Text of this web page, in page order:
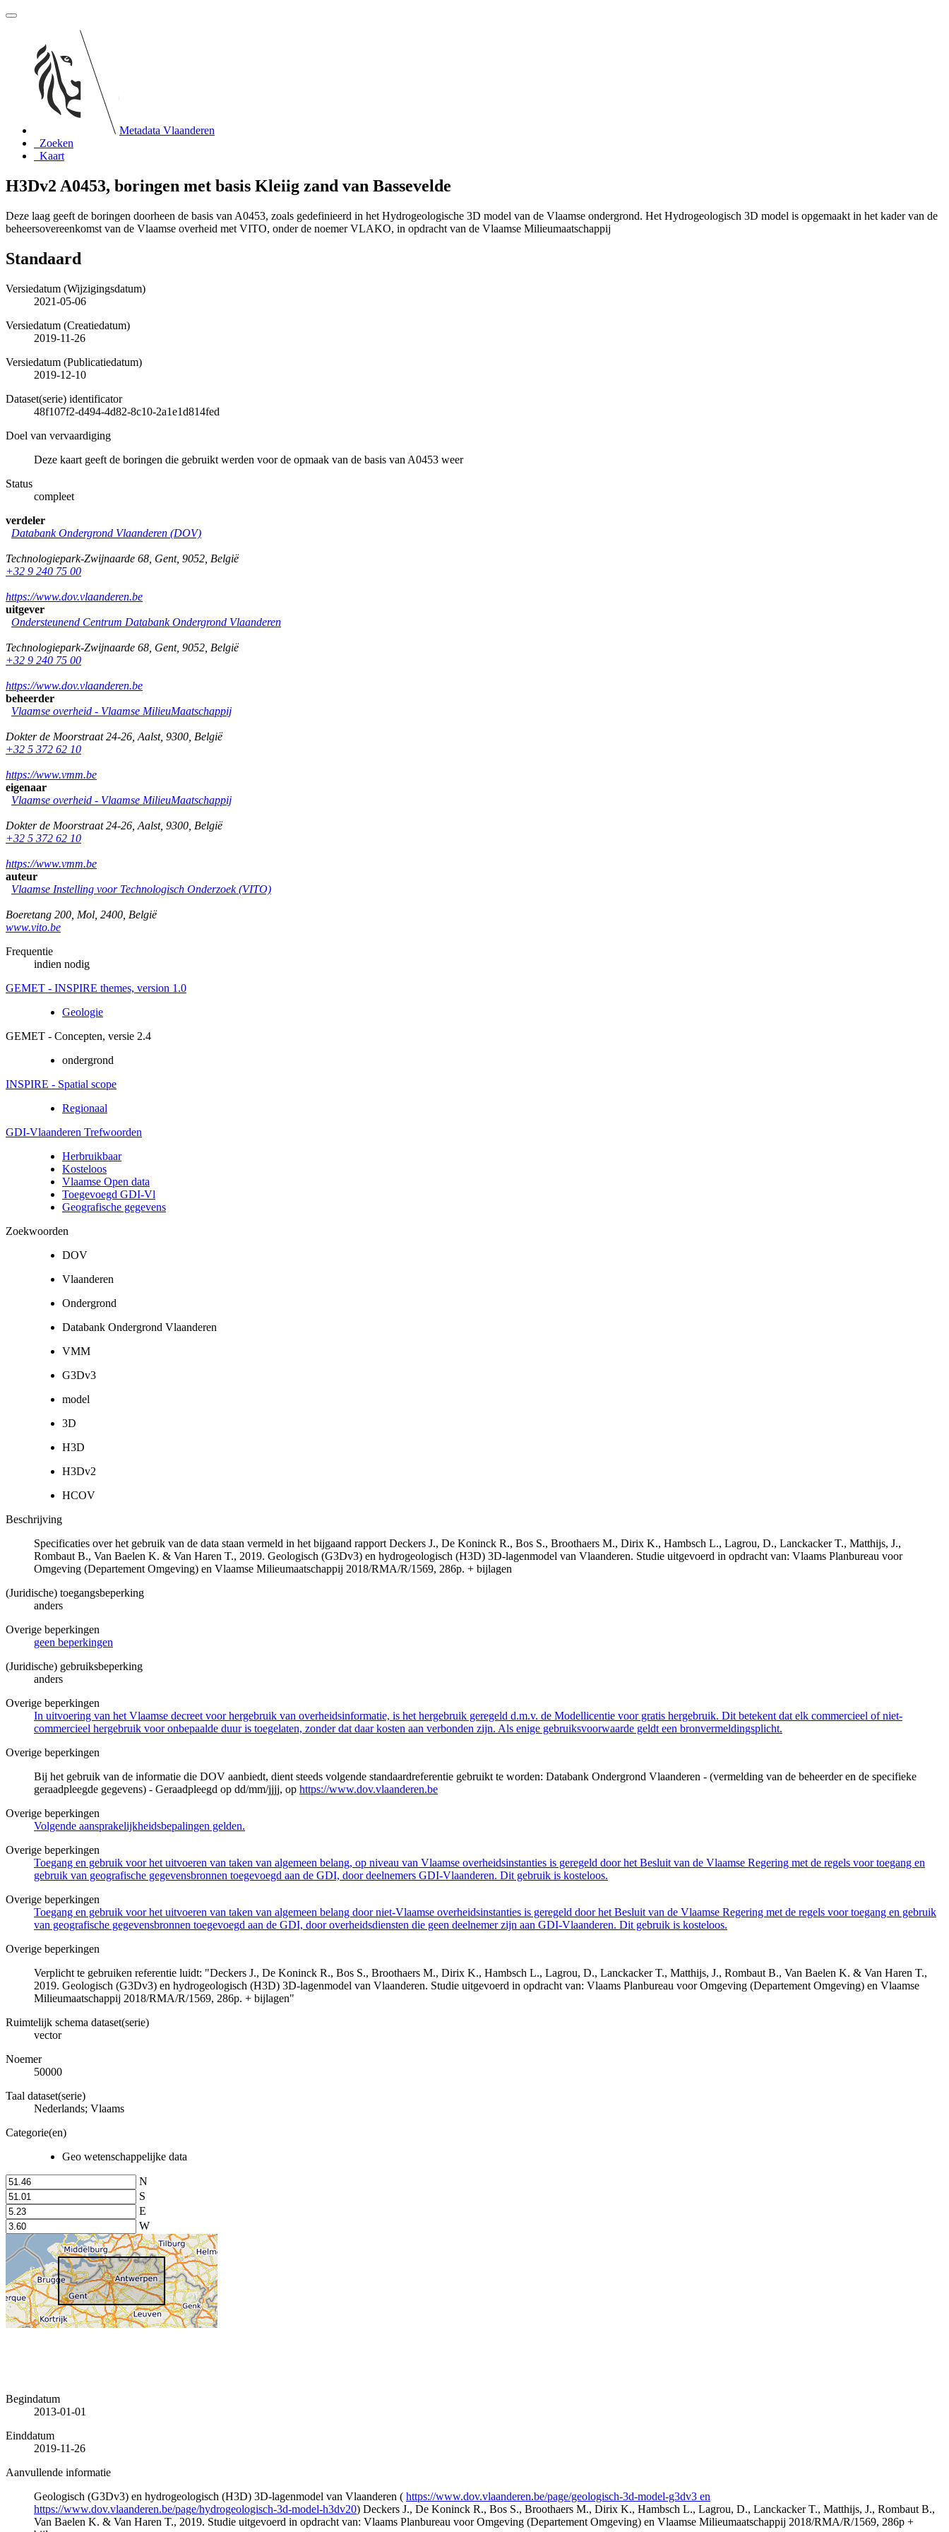
Metadata Vlaanderen
Zoeken
Kaart
H3Dv2 A0453, boringen met basis Kleiig zand van Bassevelde
Deze laag geeft de boringen doorheen de basis van A0453, zoals gedefinieerd in het Hydrogeologische 3D model van de Vlaamse ondergrond. Het Hydrogeologisch 3D model is opgemaakt in het kader van de
beheersovereenkomst van de Vlaamse overheid met VITO, onder de noemer VLAKO, in opdracht van de Vlaamse Milieumaatschappij
Standaard
Versiedatum (Wijzigingsdatum)
2021-05-06
Versiedatum (Creatiedatum)
2019-11-26
Versiedatum (Publicatiedatum)
2019-12-10
Dataset(serie) identificator
48f107f2-d494-4d82-8c10-2a1e1d814fed
Doel van vervaardiging
Deze kaart geeft de boringen die gebruikt werden voor de opmaak van de basis van A0453 weer
Status
compleet
verdeler
Databank Ondergrond Vlaanderen (DOV)
Technologiepark-Zwijnaarde 68 Gent, 9052 België
+32 9 240 75 00
https://www.dov.vlaanderen.be
uitgever
Ondersteunend Centrum Databank Ondergrond Vlaanderen
Technologiepark-Zwijnaarde 68 Gent, 9052 België
+32 9 240 75 00
https://www.dov.vlaanderen.be
beheerder
Vlaamse overheid - Vlaamse MilieuMaatschappij
Dokter de Moorstraat 24-26 Aalst, 9300 België
+32 5 372 62 10
https://www.vmm.be
eigenaar
Vlaamse overheid - Vlaamse MilieuMaatschappij
Dokter de Moorstraat 24-26 Aalst, 9300 België
+32 5 372 62 10
https://www.vmm.be
auteur
Vlaamse Instelling voor Technologisch Onderzoek (VITO)
Boeretang 200 Mol 2400 België
www.vito.be
Frequentie
indien nodig
GEMET - INSPIRE themes, version 1.0
Geologie
GEMET - Concepten, versie 2.4
ondergrond
INSPIRE - Spatial scope
Regionaal
GDI-Vlaanderen Trefwoorden
Herbruikbaar
Kosteloos
Vlaamse Open data
Toegevoegd GDI-Vl
Geografische gegevens
Zoekwoorden
DOV
Vlaanderen
Ondergrond
Databank Ondergrond Vlaanderen
VMM
G3Dv3
model
3D
H3D
H3Dv2
HCOV
Beschrijving
Specificaties over het gebruik van de data staan vermeld in het bijgaand rapport Deckers J., De Koninck R., Bos S., Broothaers M., Dirix K., Hambsch L., Lagrou, D., Lanckacker T., Matthijs, J.,
Rombaut B., Van Baelen K. & Van Haren T., 2019. Geologisch (G3Dv3) en hydrogeologisch (H3D) 3D-lagenmodel van Vlaanderen. Studie uitgevoerd in opdracht van: Vlaams Planbureau voor
Omgeving (Departement Omgeving) en Vlaamse Milieumaatschappij 2018/RMA/R/1569, 286p. + bijlagen
(Juridische) toegangsbeperking
anders
Overige beperkingen
geen beperkingen
(Juridische) gebruiksbeperking
anders
Overige beperkingen
In uitvoering van het Vlaamse decreet voor hergebruik van overheidsinformatie, is het hergebruik geregeld d.m.v. de Modellicentie voor gratis hergebruik. Dit betekent dat elk commercieel of niet-
commercieel hergebruik voor onbepaalde duur is toegelaten, zonder dat daar kosten aan verbonden zijn. Als enige gebruiksvoorwaarde geldt een bronvermeldingsplicht.
Overige beperkingen
Bij het gebruik van de informatie die DOV aanbiedt, dient steeds volgende standaardreferentie gebruikt te worden: Databank Ondergrond Vlaanderen - (vermelding van de beheerder en de specifieke
geraadpleegde gegevens) - Geraadpleegd op dd/mm/jjjj, op https://www.dov.vlaanderen.be
Overige beperkingen
Volgende aansprakelijkheidsbepalingen gelden.
Overige beperkingen
Toegang en gebruik voor het uitvoeren van taken van algemeen belang, op niveau van Vlaamse overheidsinstanties is geregeld door het Besluit van de Vlaamse Regering met de regels voor toegang en
gebruik van geografische gegevensbronnen toegevoegd aan de GDI, door deelnemers GDI-Vlaanderen. Dit gebruik is kosteloos.
Overige beperkingen
Toegang en gebruik voor het uitvoeren van taken van algemeen belang door niet-Vlaamse overheidsinstanties is geregeld door het Besluit van de Vlaamse Regering met de regels voor toegang en gebruik
van geografische gegevensbronnen toegevoegd aan de GDI, door overheidsdiensten die geen deelnemer zijn aan GDI-Vlaanderen. Dit gebruik is kosteloos.
Overige beperkingen
Verplicht te gebruiken referentie luidt: "Deckers J., De Koninck R., Bos S., Broothaers M., Dirix K., Hambsch L., Lagrou, D., Lanckacker T., Matthijs, J., Rombaut B., Van Baelen K. & Van Haren T.,
2019. Geologisch (G3Dv3) en hydrogeologisch (H3D) 3D-lagenmodel van Vlaanderen. Studie uitgevoerd in opdracht van: Vlaams Planbureau voor Omgeving (Departement Omgeving) en Vlaamse
Milieumaatschappij 2018/RMA/R/1569, 286p. + bijlagen"
Ruimtelijk schema dataset(serie)
vector
Noemer
50000
Taal dataset(serie)
Nederlands; Vlaams
Categorie(en)
Geo wetenschappelijke data
N
S
E
W
Begindatum
2013-01-01
Einddatum
2019-11-26
Aanvullende informatie
Geologisch (G3Dv3) en hydrogeologisch (H3D) 3D-lagenmodel van Vlaanderen ( https://www.dov.vlaanderen.be/page/geologisch-3d-model-g3dv3 en
https://www.dov.vlaanderen.be/page/hydrogeologisch-3d-model-h3dv20) Deckers J., De Koninck R., Bos S., Broothaers M., Dirix K., Hambsch L., Lagrou, D., Lanckacker T., Matthijs, J., Rombaut B.,
Van Baelen K. & Van Haren T., 2019. Studie uitgevoerd in opdracht van: Vlaams Planbureau voor Omgeving (Departement Omgeving) en Vlaamse Milieumaatschappij 2018/RMA/R/1569, 286p +